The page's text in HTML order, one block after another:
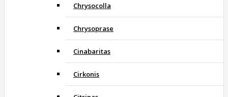
Chrysocolla
Chrysoprase
Cinabaritas
Cirkonis